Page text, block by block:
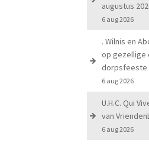
augustus
6 aug 2026
. Wilnis en
op gezellige
dorpsfeeste
6 aug 2026
U.H.C. Qui
van
6 aug 2026